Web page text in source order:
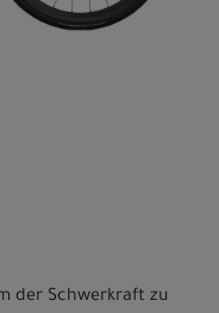
der Schwerkraft zu